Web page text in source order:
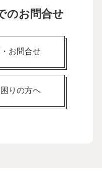
のお問合せ
お問合せ
りの方へ